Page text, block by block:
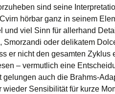
sind seine
hörbar ganz in seinem
und viel Sinn für allerhand
Smorzandi oder delikatem
er nicht den gesamten
– vermutlich eine
gelungen auch die Brahms-
wieder Sensibilität für kurze